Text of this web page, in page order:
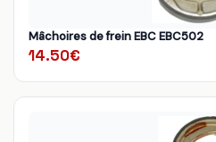
Mâchoires de frein EBC EBC502
14.50€